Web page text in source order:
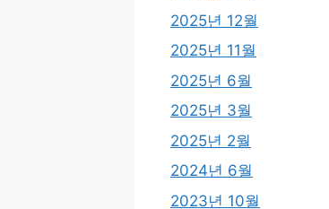
2025년 12월
2025년 11월
2025년 6월
2025년 3월
2025년 2월
2024년 6월
2023년 10월